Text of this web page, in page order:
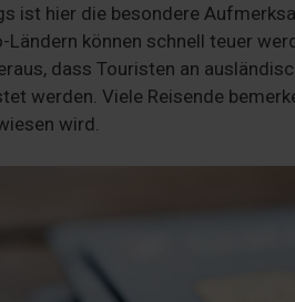
ist hier die besondere
können schnell teuer
dass Touristen an
werden. Viele Reisende
wird.